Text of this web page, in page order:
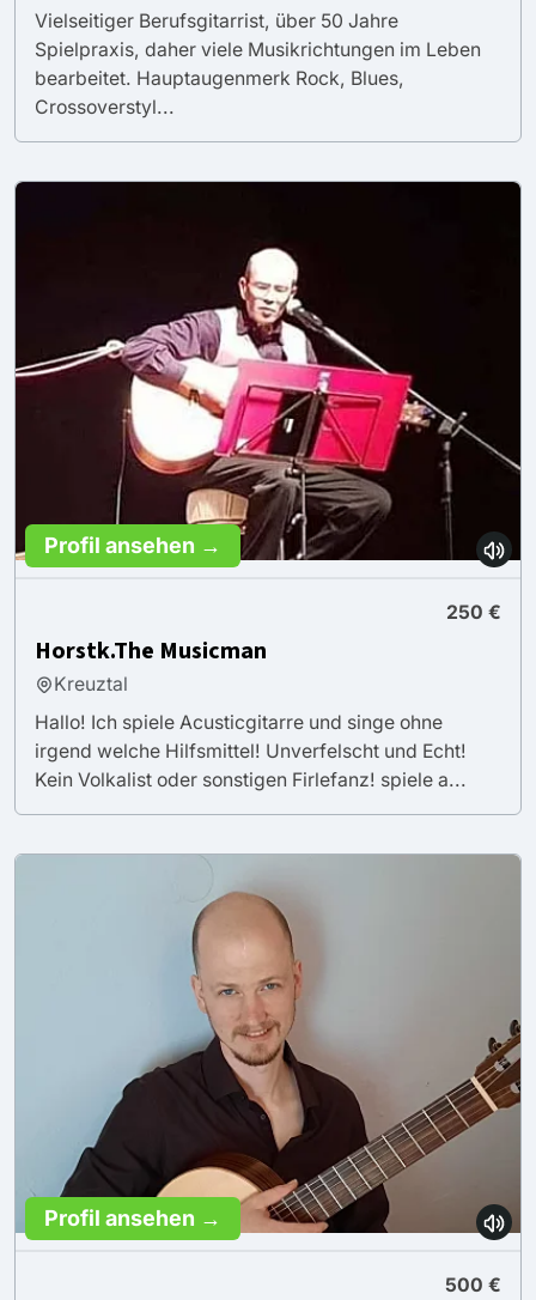
Vielseitiger Berufsgitarrist, über 50 Jahre
Spielpraxis, daher viele Musikrichtungen im Leben
bearbeitet. Hauptaugenmerk Rock, Blues,
Crossoverstyl...
Profil ansehen →
250 €
Horstk.The Musicman
Kreuztal
Hallo! Ich spiele Acusticgitarre und singe ohne
irgend welche Hilfsmittel! Unverfelscht und Echt!
Kein Volkalist oder sonstigen Firlefanz! spiele a...
Profil ansehen →
500 €